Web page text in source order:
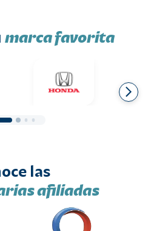
marca favorita
las
afiliadas